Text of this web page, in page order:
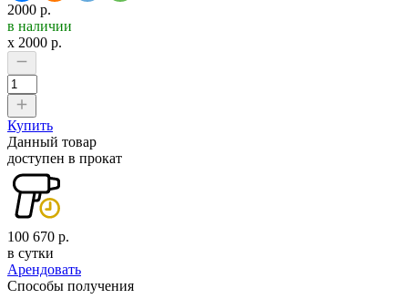
2000 р.
в наличии
x 2000 р.
Купить
Данный товар
доступен в прокат
100 670 р.
в сутки
Арендовать
Способы получения